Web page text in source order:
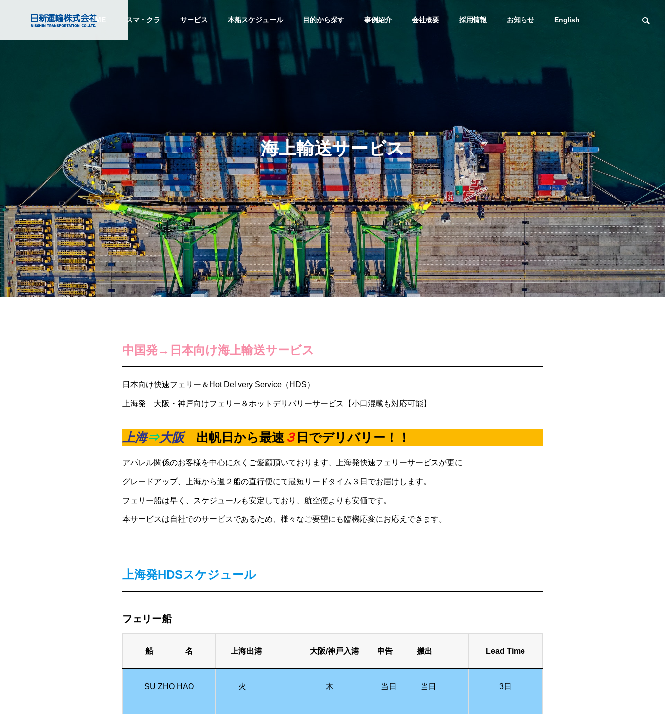
HOME スマ・クラ サービス 本船スケジュール 目的から探す 事例紹介 会社概要 採用情報 お知らせ English
Service
サービス
スマート・トレー
ディング
SMART TRADING
海外物流サービス
LOGISTIC SOLUTION
機械・プラント
輸出サービス
重量物の輸送も得意な
のです。
海上通関一貫輸送
サービス
海・空・陸！複合
有！ 海上/通関一貫輸
送サービス
目的から探す
PURPOSE
注目のトピックス
トラック予約・受付システム
「トラック簿」ご紹介
『CO2排出量データ算出サー
ビス』
『物流園区ソリューション』 スマトレ始めました 輸送課題を解
COMPANY
企業情報
グローバルネットワーク
Global Network
経営方針
Policy
DXへの取り組み
DXstrategy
電子公告
Electronic Public Notice
財務ハイライト
highlight
海上輸送サービス
中国発→日本向け海上輸送サービス
日本向け快速フェリー＆Hot Delivery Service（HDS）
上海発 大阪・神戸向けフェリー＆ホットデリバリーサービス【小口混載も対応可能】
上海⇒大阪出帆日から最速 ３ 日でデリバリー！！
アパレル関係のお客様を中心に永くご愛顧頂いております、上海発快速フェリーサービスが更に
グレードアップ、上海から週２船の直行便にて最短リードタイム３日でお届けします。
フェリー船は早く、スケジュールも安定しており、航空便よりも安価です。
本サービスは自社でのサービスであるため、様々なご要望にも臨機応変にお応えできます。
上海発HDSスケジュール
フェリー船
船 名 上海出港 大阪/神戸入港 申告 搬出 Lead Time
SU ZHO HAO 火 木 当日 当日 3日